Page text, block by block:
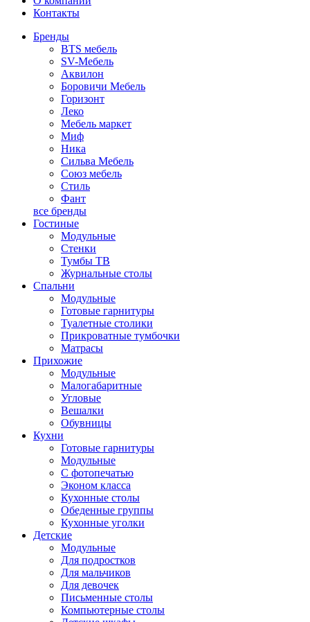
Контакты
Бренды
BTS мебель
SV-Мебель
Аквилон
Боровичи Мебель
Горизонт
Леко
Мебель маркет
Миф
Ника
Сильва Мебель
Союз мебель
Стиль
Фант
все бренды
Гостиные
Модульные
Стенки
Тумбы ТВ
Журнальные столы
Спальни
Модульные
Готовые гарнитуры
Туалетные столики
Прикроватные тумбочки
Матрасы
Прихожие
Модульные
Малогабаритные
Угловые
Вешалки
Обувницы
Кухни
Готовые гарнитуры
Модульные
С фотопечатью
Эконом класса
Кухонные столы
Обеденные группы
Кухонные уголки
Детские
Модульные
Для подростков
Для мальчиков
Для девочек
Письменные столы
Компьютерные столы